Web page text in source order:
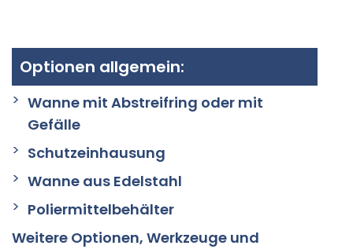
Optionen allgemein:
Wanne mit Abstreifring oder mit
Gefälle
Schutzeinhausung
Wanne aus Edelstahl
Poliermittelbehälter
Weitere Optionen, Werkzeuge und